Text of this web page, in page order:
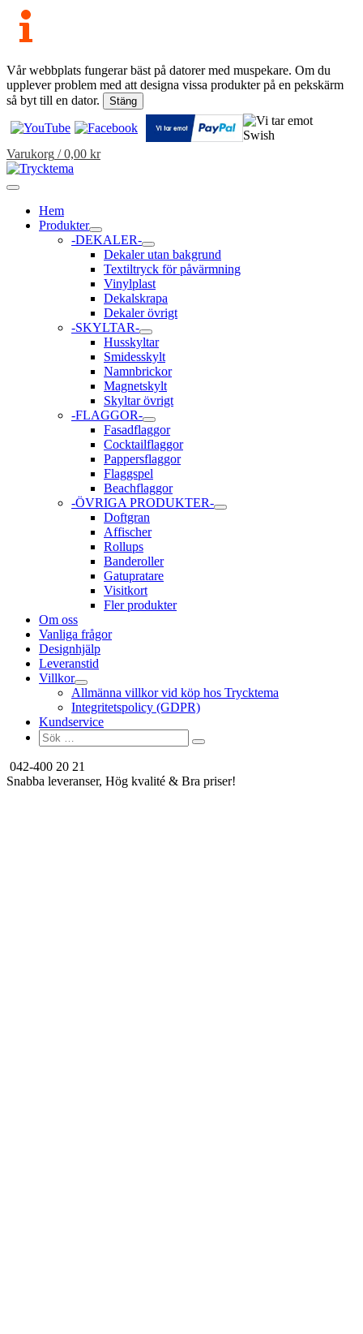
Vår webbplats fungerar bäst på datorer med muspekare. Om du
upplever problem med att designa vissa produkter på en pekskärm
så byt till en dator.
Stäng
till
Varukorg /0,00 kr
Huvudmeny
Hem
Produkter
Slå
på/av
meny
-DEKALER-
Slå
på/av
meny
Dekaler utan bakgrund
Textiltryck för påvärmning
Vinylplast
Dekalskrapa
Dekaler övrigt
-SKYLTAR-
Slå
på/av
meny
Husskyltar
Smidesskylt
Namnbrickor
Magnetskylt
Skyltar övrigt
-FLAGGOR-
Slå
på/av
meny
Fasadflaggor
Cocktailflaggor
Pappersflaggor
Flaggspel
Beachflaggor
-ÖVRIGA PRODUKTER-
Slå
Doftgran
Affischer
Rollups
Banderoller
Gatupratare
Visitkort
Fler produkter
Om oss
Vanliga frågor
Designhjälp
Leveranstid
Villkor
Slå
på/av
meny
Allmänna villkor vid köp hos Trycktema
Integritetspolicy (GDPR)
Kundservice
Search
for:
042-400 20 21
Snabba leveranser, Hög kvalité & Bra priser!